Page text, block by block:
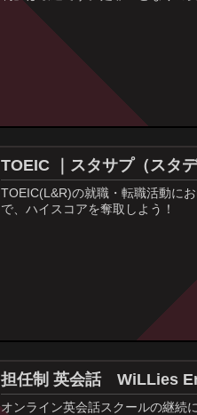
TOEIC ｜スタサプ（スタ
TOEIC(L&R)の就職・転職活動に
で、ハイスコアを奪取しよう！
担任制 英会話 WiLLies
オンライン英会話スクールの継続